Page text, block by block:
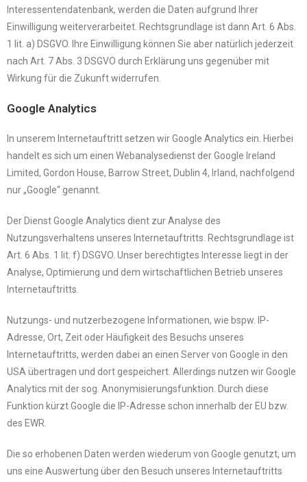
Interessentendatenbank, werden die Daten aufgrund Ihrer
Einwilligung weiterverarbeitet. Rechtsgrundlage ist dann Art. 6 Abs.
1 lit. a) DSGVO. Ihre Einwilligung können Sie aber natürlich jederzeit
nach Art. 7 Abs. 3 DSGVO durch Erklärung uns gegenüber mit
Wirkung für die Zukunft widerrufen.
Google Analytics
In unserem Internetauftritt setzen wir Google Analytics ein. Hierbei
handelt es sich um einen Webanalysedienst der Google Ireland
Limited, Gordon House, Barrow Street, Dublin 4, Irland, nachfolgend
nur „Google“ genannt.
Der Dienst Google Analytics dient zur Analyse des
Nutzungsverhaltens unseres Internetauftritts. Rechtsgrundlage ist
Art. 6 Abs. 1 lit. f) DSGVO. Unser berechtigtes Interesse liegt in der
Analyse, Optimierung und dem wirtschaftlichen Betrieb unseres
Internetauftritts.
Nutzungs- und nutzerbezogene Informationen, wie bspw. IP-
Adresse, Ort, Zeit oder Häufigkeit des Besuchs unseres
Internetauftritts, werden dabei an einen Server von Google in den
USA übertragen und dort gespeichert. Allerdings nutzen wir Google
Analytics mit der sog. Anonymisierungsfunktion. Durch diese
Funktion kürzt Google die IP-Adresse schon innerhalb der EU bzw.
des EWR.
Die so erhobenen Daten werden wiederum von Google genutzt, um
uns eine Auswertung über den Besuch unseres Internetauftritts